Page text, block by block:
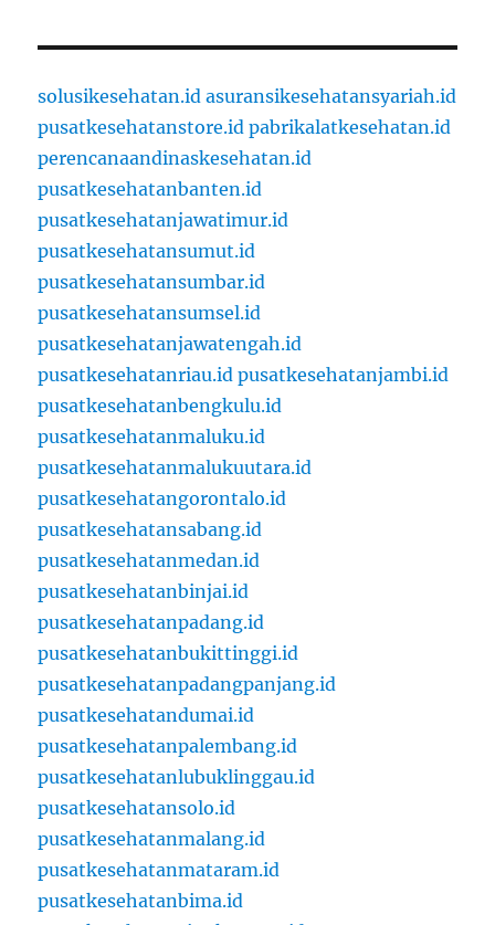
solusikesehatan.id asuransikesehatansyariah.id
pusatkesehatanstore.id pabrikalatkesehatan.id
perencanaandinaskesehatan.id
pusatkesehatanbanten.id
pusatkesehatanjawatimur.id
pusatkesehatansumut.id
pusatkesehatansumbar.id
pusatkesehatansumsel.id
pusatkesehatanjawatengah.id
pusatkesehatanriau.id pusatkesehatanjambi.id
pusatkesehatanbengkulu.id
pusatkesehatanmaluku.id
pusatkesehatanmalukuutara.id
pusatkesehatangorontalo.id
pusatkesehatansabang.id
pusatkesehatanmedan.id
pusatkesehatanbinjai.id
pusatkesehatanpadang.id
pusatkesehatanbukittinggi.id
pusatkesehatanpadangpanjang.id
pusatkesehatandumai.id
pusatkesehatanpalembang.id
pusatkesehatanlubuklinggau.id
pusatkesehatansolo.id
pusatkesehatanmalang.id
pusatkesehatanmataram.id
pusatkesehatanbima.id